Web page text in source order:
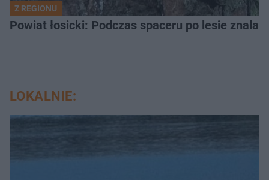
Z REGIONU
LOKALNIE: